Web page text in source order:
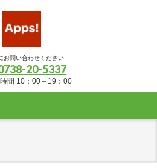
お問い合わせください
20-5337
間 10：00～19：00